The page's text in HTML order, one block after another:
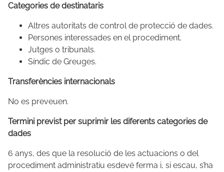
Categories de destinataris
Altres autoritats de control de protecció de dades.
Persones interessades en el procediment.
Jutges o tribunals.
Síndic de Greuges.
Transferències internacionals
No es preveuen.
Termini previst per suprimir les diferents categories de
dades
6 anys, des que la resolució de les actuacions o del
procediment administratiu esdevé ferma i, si escau, s’ha